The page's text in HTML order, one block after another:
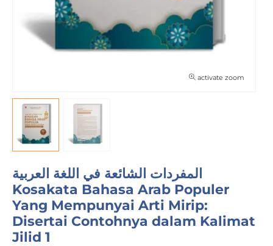
activate zoom
المفردات الشائعة في اللغة العربية
Kosakata Bahasa Arab Populer
Yang Mempunyai Arti Mirip:
Disertai Contohnya dalam Kalimat
Jilid 1